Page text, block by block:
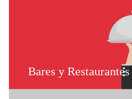
Bares y Restaurantes